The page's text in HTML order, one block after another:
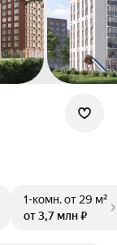
1-комн.от 29 м²
от 3,7 млн ₽